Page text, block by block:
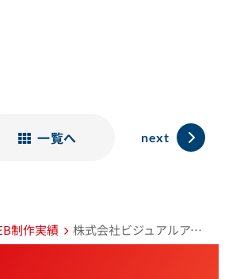
一覧へ next
制作実績 株式会社ビジュアルアーツ様 コーポレートサイト